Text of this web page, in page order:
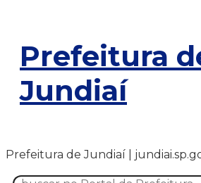
Prefeitura
Jundiaí
Prefeitura de Jundiaí |